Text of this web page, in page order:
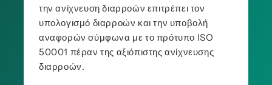
την ανίχνευση διαρροών επιτρέπει τον
υπολογισμό διαρροών και την υποβολή
αναφορών σύμφωνα με το πρότυπο ISO
50001 πέραν της αξιόπιστης ανίχνευσης
διαρροών.